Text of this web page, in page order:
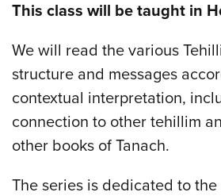
This class will be taught in
We will read the various
structure and messages
contextual interpretation,
connection to other tehillim
other books of Tanach.
The series is dedicated to